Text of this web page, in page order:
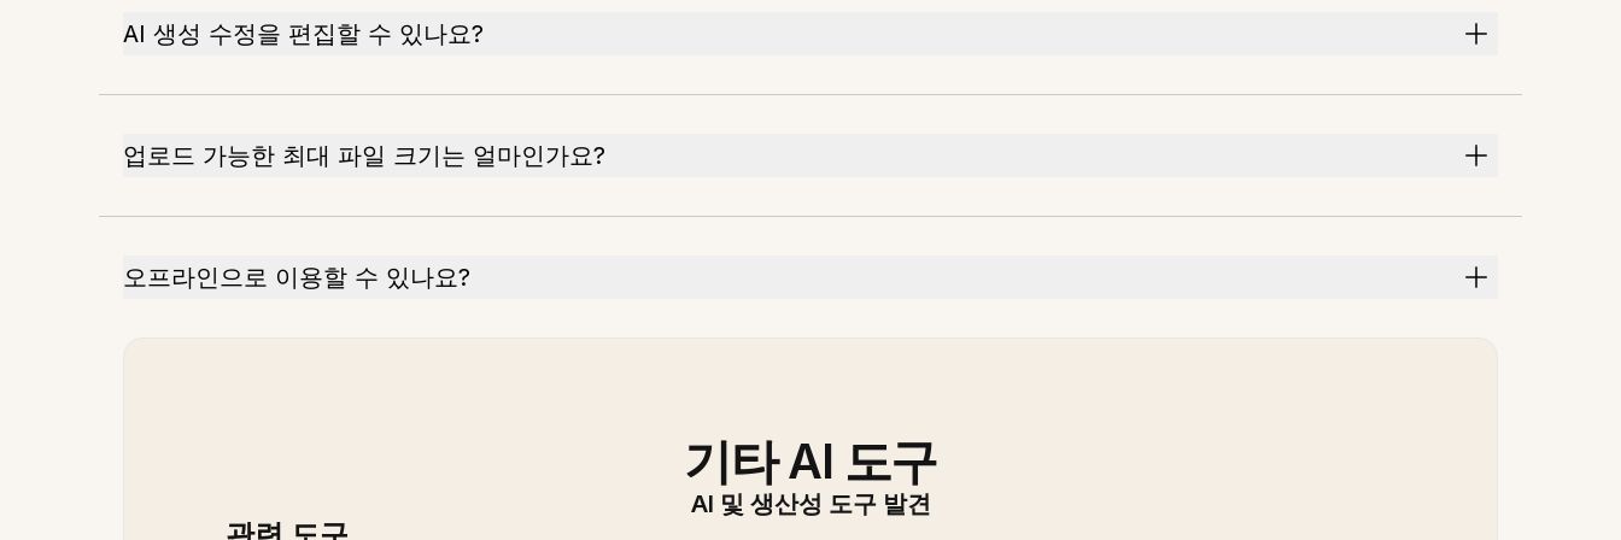
AI 생성 수정을 편집할 수 있나요?
업로드 가능한 최대 파일 크기는 얼마인가요?
오프라인으로 이용할 수 있나요?
기타 AI 도구
AI 및 생산성 도구 발견